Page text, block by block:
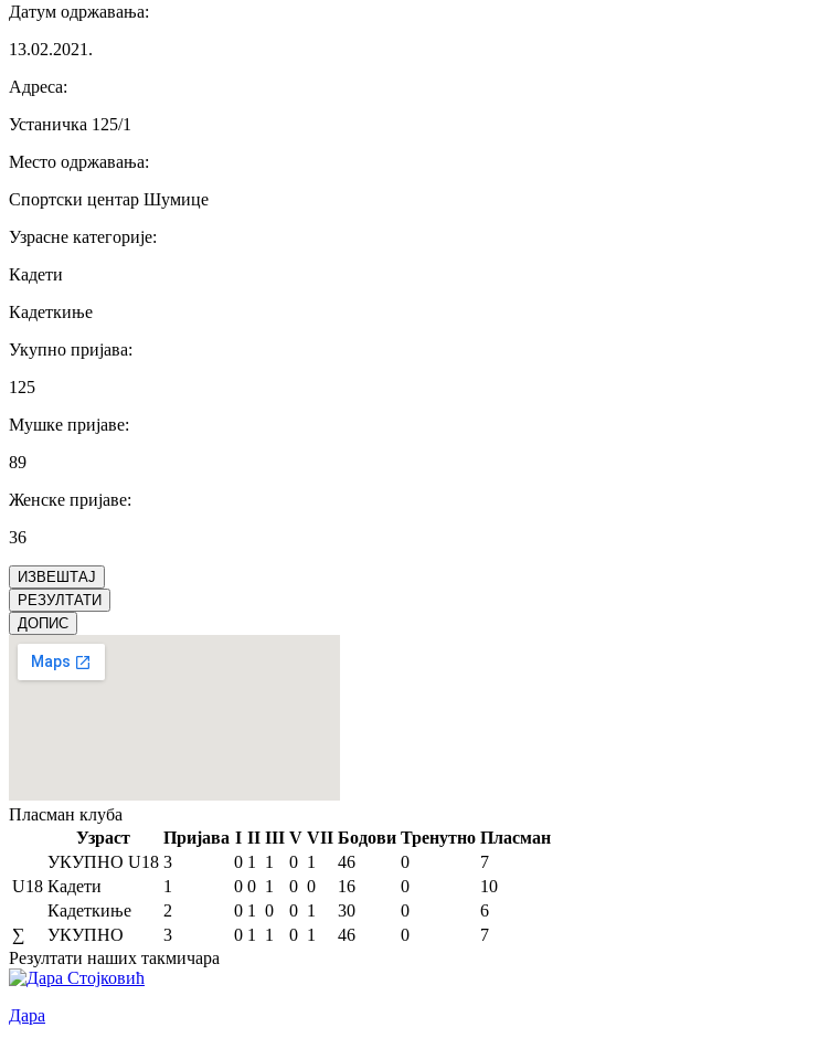
Датум одржавања:
13.02.2021.
Адреса:
Устаничка 125/1
Место одржавања:
Спортски центар Шумице
Узрасне категорије:
Кадети
Кадеткиње
Укупно пријава:
125
Мушке пријаве:
89
Женске пријаве:
36
ИЗВЕШТАЈ
РЕЗУЛТАТИ
ДОПИС
Пласман клуба
Узраст
Пријава I II III V VII Бодови Тренутно Пласман
U18
УКУПНО U18 3 0 1 1 0 1 46 0
7
Кадети
1 0 0 1 0 0 16 0
10
Кадеткиње
2 0 1 0 0 1 30 0
6
∑
УКУПНО 3 0 1 1 0 1 46 0
7
Резултати наших такмичара
Дара